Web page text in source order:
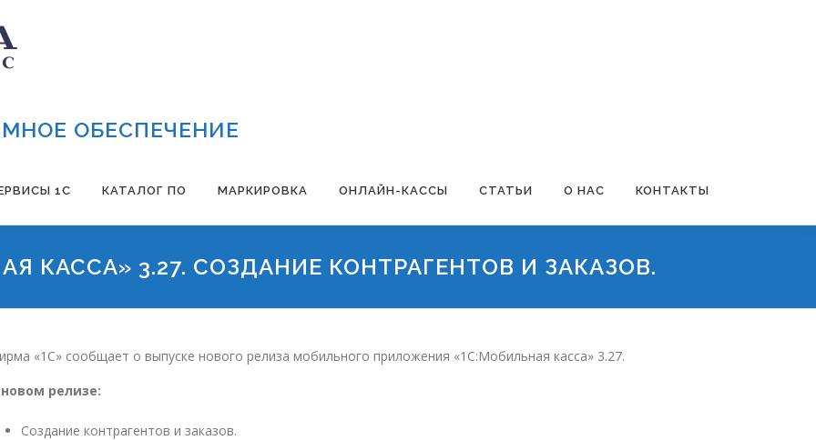
ОБЕСПЕЧЕНИЕ
1С КАТАЛОГ ПО МАРКИРОВКА ОНЛАЙН-КАССЫ СТАТЬИ О НАС КОНТАКТЫ
КАССА» 3.27. СОЗДАНИЕ КОНТРАГЕНТОВ И ЗАКАЗОВ.
«1С» сообщает о выпуске нового релиза мобильного приложения «1С:Мобильная касса» 3.27.
релизе:
Создание контрагентов и заказов.